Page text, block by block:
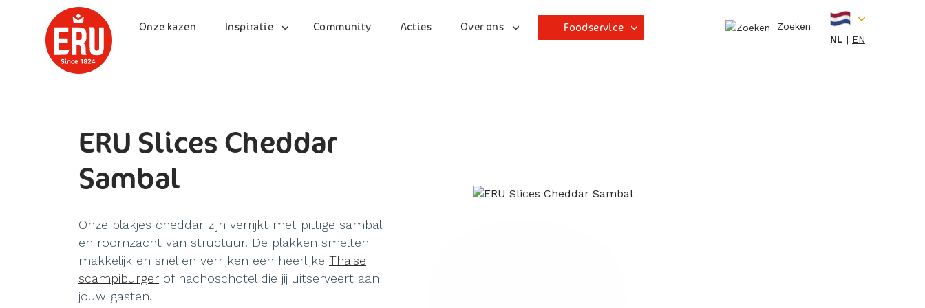
Onze kazen Inspiratie Community Acties Over ons Foodservice
Zoeken
NL
EN
ERU Slices Cheddar
Sambal
Onze plakjes cheddar zijn verrijkt met pittige sambal
en roomzacht van structuur. De plakken smelten
makkelijk en snel en verrijken een heerlijke Thaise
scampiburger of nachoschotel die jij uitserveert aan
jouw gasten.